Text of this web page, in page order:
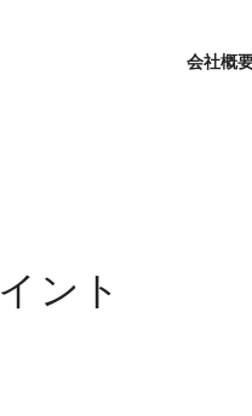
会社概
ント